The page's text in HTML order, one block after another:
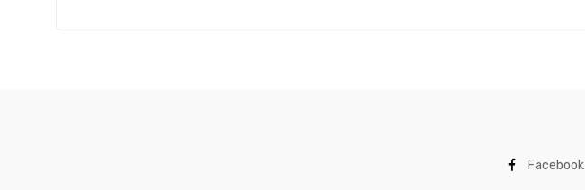
Facebook